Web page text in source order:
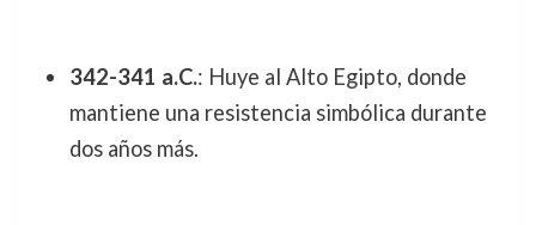
342-341 a.C.: Huye al Alto Egipto, donde
mantiene una resistencia simbólica durante
dos años más.